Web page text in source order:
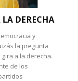
DERECHA
y
la pregunta
a la derecha.
de los